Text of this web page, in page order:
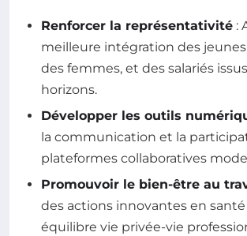
Renforcer la représentativité :
meilleure intégration des
des femmes, et des salariés
horizons.
Développer les outils
la communication et la
plateformes collaboratives
Promouvoir le bien-être au
des actions innovantes en
équilibre vie privée-vie